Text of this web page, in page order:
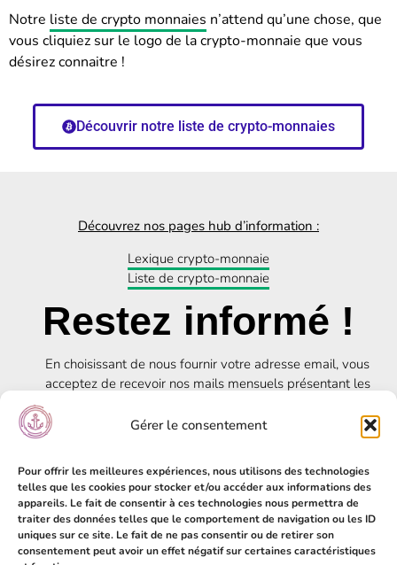
Gérer le consentement
Pour offrir les meilleures expériences, nous utilisons des technologies
telles que les cookies pour stocker et/ou accéder aux informations des
appareils. Le fait de consentir à ces technologies nous permettra de
traiter des données telles que le comportement de navigation ou les ID
uniques sur ce site. Le fait de ne pas consentir ou de retirer son
consentement peut avoir un effet négatif sur certaines caractéristiques
Notre liste de crypto monnaies n’attend qu’une chose, que
vous cliquiez sur le logo de la crypto-monnaie que vous
désirez connaitre !
Découvrir notre liste de crypto-monnaies
Découvrez nos pages hub d’information :
Lexique crypto-monnaie
Liste de crypto-monnaie
Restez informé !
En choisissant de nous fournir votre adresse email, vous
acceptez de recevoir nos mails mensuels présentant les
notre mailing list.
SUBSCRIBE